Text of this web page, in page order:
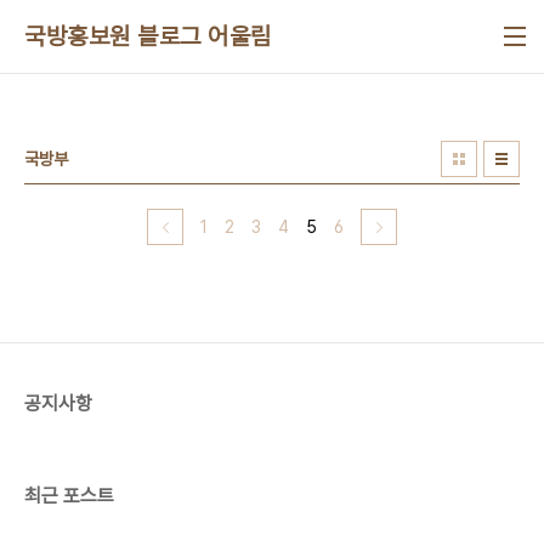
국방홍보원 블로그 어울림
국방부
1 2 3 4 5 6
공지사항
최근 포스트